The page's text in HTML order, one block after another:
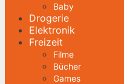
Baby
Drogerie
Elektronik
Freizeit
Filme
Bücher
Games